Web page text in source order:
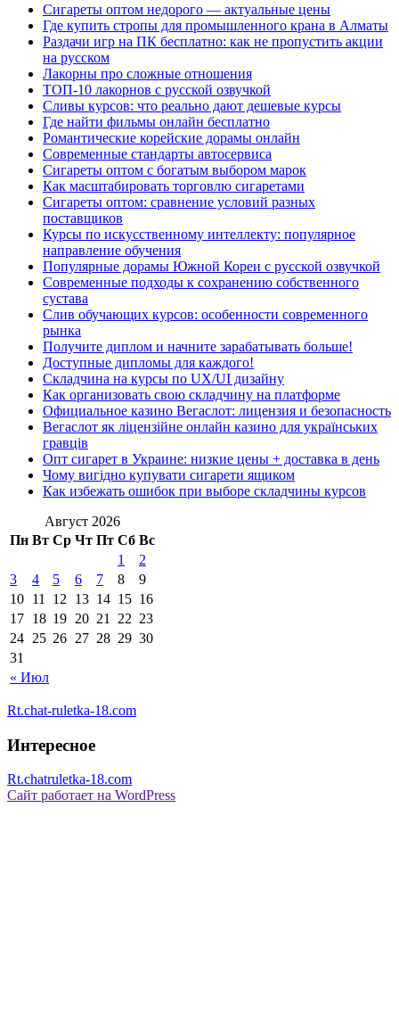
Сигареты оптом недорого — актуальные цены
Где купить стропы для промышленного крана в Алматы
Раздачи игр на ПК бесплатно: как не пропустить акции
на русском
Лакорны про сложные отношения
ТОП-10 лакорнов с русской озвучкой
Сливы курсов: что реально дают дешевые курсы
Где найти фильмы онлайн бесплатно
Романтические корейские дорамы онлайн
Современные стандарты автосервиса
Сигареты оптом с богатым выбором марок
Как масштабировать торговлю сигаретами
Сигареты оптом: сравнение условий разных
поставщиков
Курсы по искусственному интеллекту: популярное
направление обучения
Популярные дорамы Южной Кореи с русской озвучкой
Современные подходы к сохранению собственного
сустава
Слив обучающих курсов: особенности современного
рынка
Получите диплом и начните зарабатывать больше!
Доступные дипломы для каждого!
Складчина на курсы по UX/UI дизайну
Как организовать свою складчину на платформе
Официальное казино Вегаслот: лицензия и безопасность
Вегаслот як ліцензійне онлайн казино для українських
гравців
Опт сигарет в Украине: низкие цены + доставка в день
Чому вигідно купувати сигарети ящиком
Как избежать ошибок при выборе складчины курсов
Август 2026
Пн Вт Ср Чт Пт Сб Вс
« Июл
1
2
3
4 5 6 7 8
9
10 11 12 13 14 15 16
17 18 19 20 21 22 23
24 25 26 27 28 29 30
31
Rt.chat-ruletka-18.com
Интересное
Rt.chatruletka-18.com
Сайт работает на WordPress